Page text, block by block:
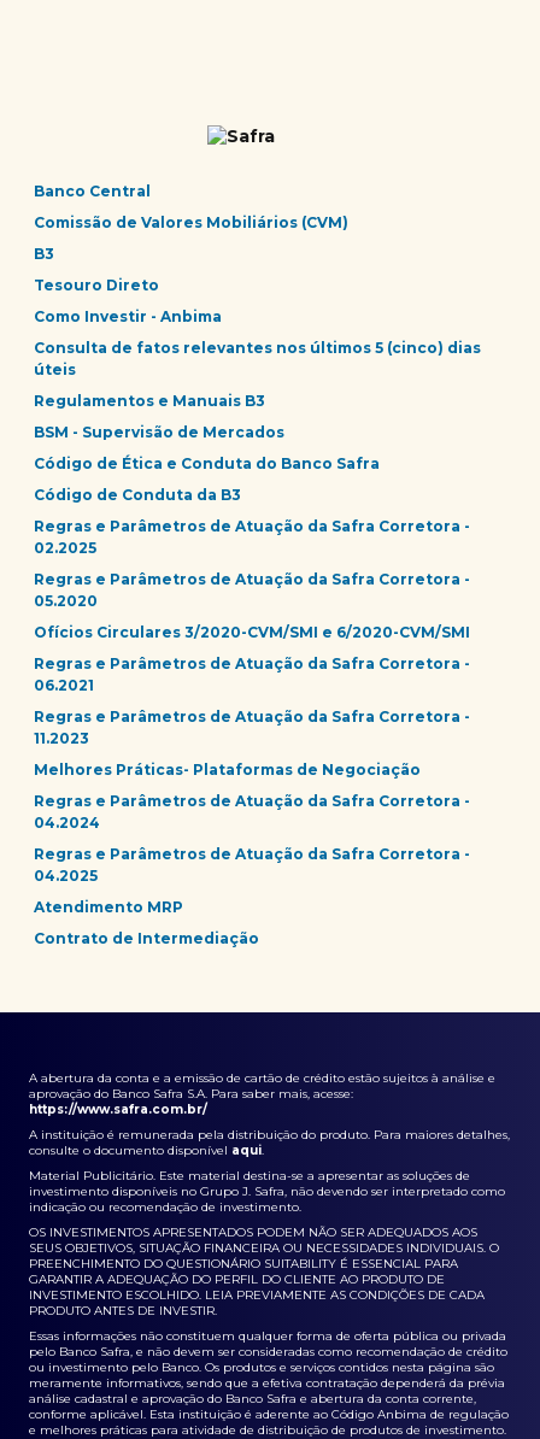
Banco Central
Comissão de Valores Mobiliários (CVM)
B3
Tesouro Direto
Como Investir - Anbima
Consulta de fatos relevantes nos últimos 5 (cinco) dias
úteis
Regulamentos e Manuais B3
BSM - Supervisão de Mercados
Código de Ética e Conduta do Banco Safra
Código de Conduta da B3
Regras e Parâmetros de Atuação da Safra Corretora -
02.2025
Regras e Parâmetros de Atuação da Safra Corretora -
05.2020
Ofícios Circulares 3/2020-CVM/SMI e 6/2020-CVM/SMI
Regras e Parâmetros de Atuação da Safra Corretora -
06.2021
Regras e Parâmetros de Atuação da Safra Corretora -
11.2023
Melhores Práticas- Plataformas de Negociação
Regras e Parâmetros de Atuação da Safra Corretora -
04.2024
Regras e Parâmetros de Atuação da Safra Corretora -
04.2025
Atendimento MRP
Contrato de Intermediação
A abertura da conta e a emissão de cartão de crédito estão sujeitos à análise e
aprovação do Banco Safra S.A. Para saber mais, acesse:
https://www.safra.com.br/
A instituição é remunerada pela distribuição do produto. Para maiores detalhes,
consulte o documento disponível aqui.
Material Publicitário. Este material destina-se a apresentar as soluções de
investimento disponíveis no Grupo J. Safra, não devendo ser interpretado como
indicação ou recomendação de investimento.
OS INVESTIMENTOS APRESENTADOS PODEM NÃO SER ADEQUADOS AOS
SEUS OBJETIVOS, SITUAÇÃO FINANCEIRA OU NECESSIDADES INDIVIDUAIS. O
PREENCHIMENTO DO QUESTIONÁRIO SUITABILITY É ESSENCIAL PARA
GARANTIR A ADEQUAÇÃO DO PERFIL DO CLIENTE AO PRODUTO DE
INVESTIMENTO ESCOLHIDO. LEIA PREVIAMENTE AS CONDIÇÕES DE CADA
PRODUTO ANTES DE INVESTIR.
Essas informações não constituem qualquer forma de oferta pública ou privada
pelo Banco Safra, e não devem ser consideradas como recomendação de crédito
ou investimento pelo Banco. Os produtos e serviços contidos nesta página são
meramente informativos, sendo que a efetiva contratação dependerá da prévia
análise cadastral e aprovação do Banco Safra e abertura da conta corrente,
conforme aplicável. Esta instituição é aderente ao Código Anbima de regulação
e melhores práticas para atividade de distribuição de produtos de investimento.